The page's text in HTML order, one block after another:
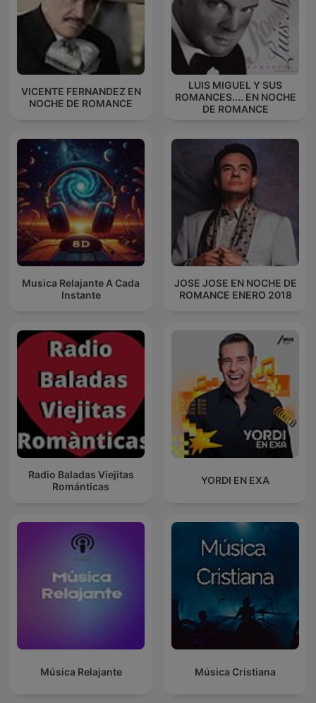
VICENTE FERNANDEZ EN
NOCHE DE ROMANCE
LUIS MIGUEL Y SUS
ROMANCES.... EN NOCHE
DE ROMANCE
Musica Relajante A Cada
Instante
JOSE JOSE EN NOCHE DE
ROMANCE ENERO 2018
Radio Baladas Viejitas
Románticas
YORDI EN EXA
Música Relajante Música Cristiana